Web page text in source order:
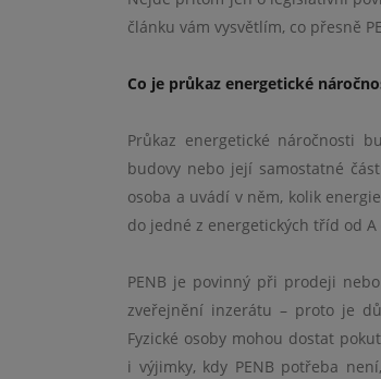
článku vám vysvětlím, co přesně
Co je průkaz energetické
Průkaz energetické náročnosti
budovy nebo její samostatné
osoba a uvádí v něm, kolik
do jedné z energetických tříd od
PENB je povinný při prodeji
zveřejnění inzerátu – proto je
Fyzické osoby mohou dostat
i výjimky, kdy PENB potřeba